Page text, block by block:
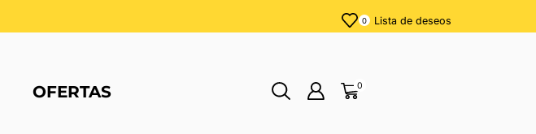
0 Lista de deseos
OFERTAS 0